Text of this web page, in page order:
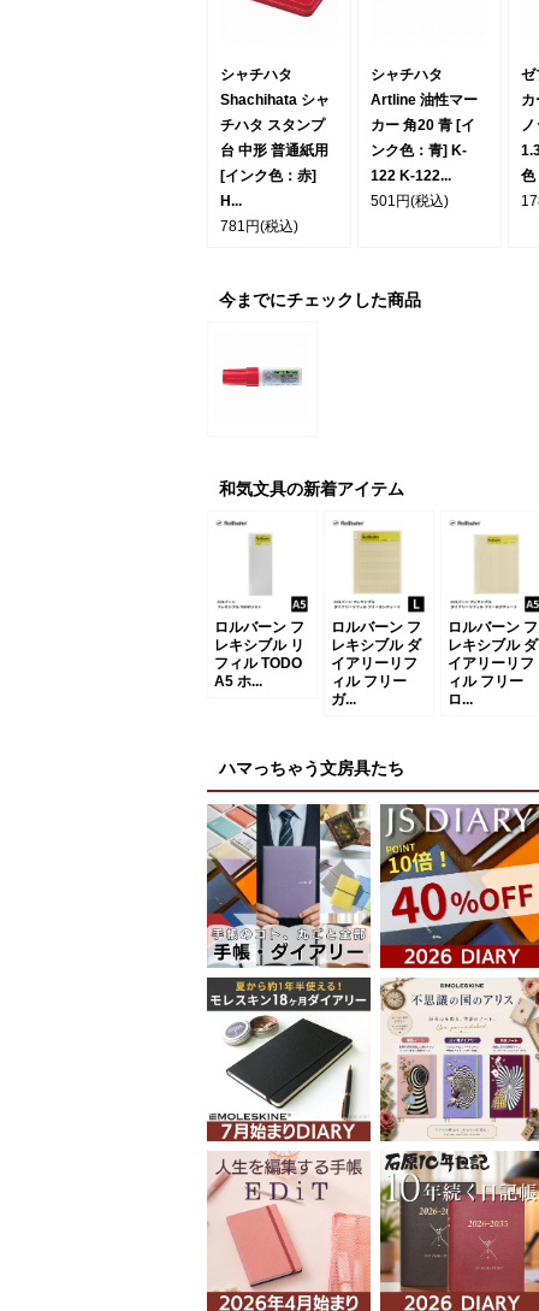
シャチハタ
Shachihata シャ
チハタ スタンプ
台 中形 普通紙用
[インク色：赤]
H...
781円(税込)
シャチハタ
Artline 油性マー
カー 角20 青 [イ
ンク色：青] K-
122 K-122...
501円(税込)
ゼ
カ
色
今までにチェックした商品
和気文具の新着アイテム
ロルバーン フ
レキシブル リ
フィル TODO
A5 ホ...
ロルバーン フ
レキシブル ダ
イアリーリフ
ィル フリー
ガ...
ロルバーン フ
レキシブル ダ
イアリーリフ
ィル フリー
ロ...
ハマっちゃう文房具たち